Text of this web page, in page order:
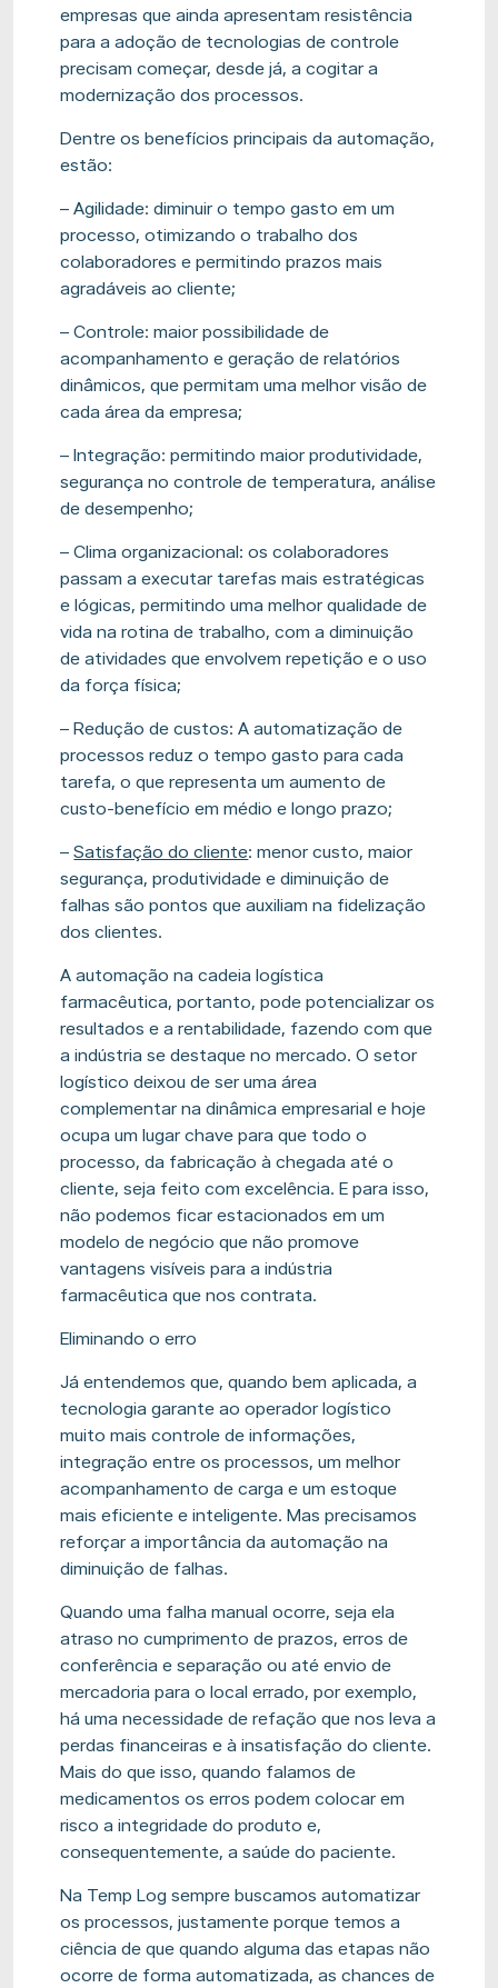
empresas que ainda apresentam resistência
para a adoção de tecnologias de controle
precisam começar, desde já, a cogitar a
modernização dos processos.
Dentre os benefícios principais da automação,
estão:
– Agilidade: diminuir o tempo gasto em um
processo, otimizando o trabalho dos
colaboradores e permitindo prazos mais
agradáveis ao cliente;
– Controle: maior possibilidade de
acompanhamento e geração de relatórios
dinâmicos, que permitam uma melhor visão de
cada área da empresa;
– Integração: permitindo maior produtividade,
segurança no controle de temperatura, análise
de desempenho;
– Clima organizacional: os colaboradores
passam a executar tarefas mais estratégicas
e lógicas, permitindo uma melhor qualidade de
vida na rotina de trabalho, com a diminuição
de atividades que envolvem repetição e o uso
da força física;
– Redução de custos: A automatização de
processos reduz o tempo gasto para cada
tarefa, o que representa um aumento de
custo-benefício em médio e longo prazo;
–Satisfação do cliente: menor custo, maior
segurança, produtividade e diminuição de
falhas são pontos que auxiliam na fidelização
dos clientes.
A automação na cadeia logística
farmacêutica, portanto, pode potencializar os
resultados e a rentabilidade, fazendo com que
a indústria se destaque no mercado. O setor
logístico deixou de ser uma área
complementar na dinâmica empresarial e hoje
ocupa um lugar chave para que todo o
processo, da fabricação à chegada até o
cliente, seja feito com excelência. E para isso,
não podemos ficar estacionados em um
modelo de negócio que não promove
vantagens visíveis para a indústria
farmacêutica que nos contrata.
Eliminando o erro
Já entendemos que, quando bem aplicada, a
tecnologia garante ao operador logístico
muito mais controle de informações,
integração entre os processos, um melhor
acompanhamento de carga e um estoque
mais eficiente e inteligente. Mas precisamos
reforçar a importância da automação na
diminuição de falhas.
Quando uma falha manual ocorre, seja ela
atraso no cumprimento de prazos, erros de
conferência e separação ou até envio de
mercadoria para o local errado, por exemplo,
há uma necessidade de refação que nos leva a
perdas financeiras e à insatisfação do cliente.
Mais do que isso, quando falamos de
medicamentos os erros podem colocar em
risco a integridade do produto e,
consequentemente, a saúde do paciente.
Na Temp Log sempre buscamos automatizar
os processos, justamente porque temos a
ciência de que quando alguma das etapas não
ocorre de forma automatizada, as chances de